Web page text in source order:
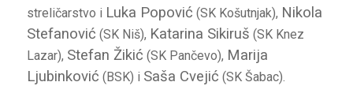
streličarstvo i Luka Popović (SK Košutnjak), Nikola
Stefanović (SK Niš), Katarina Sikiruš (SK Knez
Lazar), Stefan Žikić (SK Pančevo), Marija
Ljubinković (BSK) i Saša Cvejić (SK Šabac).